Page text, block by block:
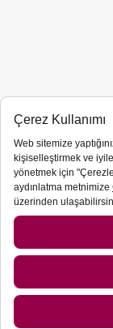
Portföy
Binalar
Projeler
İştirakler
Servet GYO
2026 ©